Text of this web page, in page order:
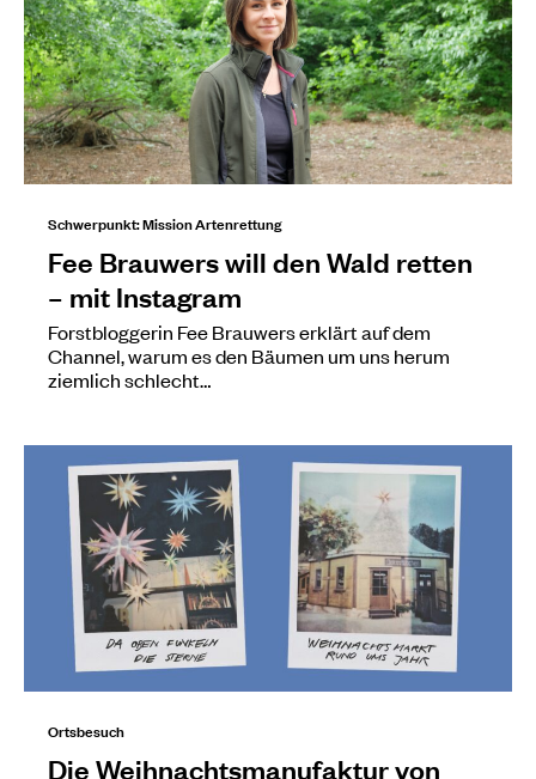
Schwerpunkt: Mission Artenrettung
Fee Brauwers will den Wald retten
– mit Instagram
Forstbloggerin Fee Brauwers erklärt auf dem
Channel, warum es den Bäumen um uns herum
ziemlich schlecht…
Ortsbesuch
Die Weihnachtsmanufaktur von